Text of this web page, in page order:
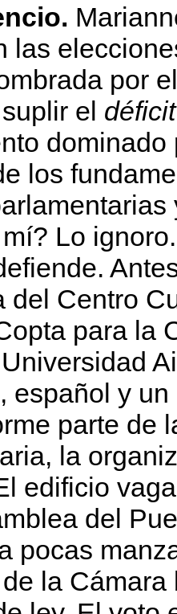
las
por
el déficit
los
Lo
del Centro
para la
español y
parte de
la
edificio
del
pocas
la